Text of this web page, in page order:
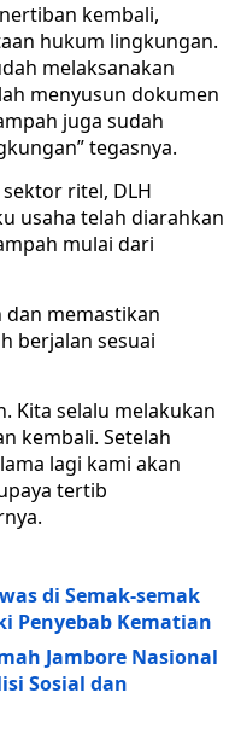
kembali,
hukum lingkungan.
melaksanakan
menyusun dokumen
juga sudah
tegasnya.
ritel, DLH
usaha telah diarahkan
mulai dari
dan memastikan
berjalan sesuai
Kita selalu melakukan
kembali. Setelah
lagi kami akan
tertib
di Semak-semak
Penyebab Kematian
Jambore Nasional
Sosial dan